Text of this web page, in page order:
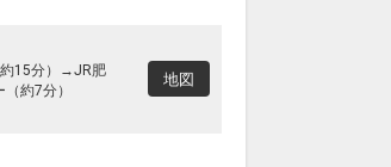
約15分）→JR肥
約7分）
地図